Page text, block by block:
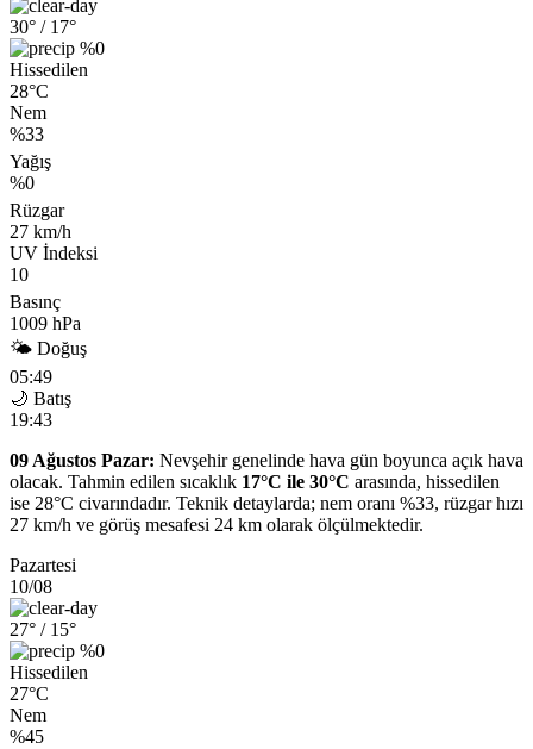
30° / 17°
%0
Hissedilen
28°C
Nem
%33
Yağış
%0
Rüzgar
27 km/h
UV İndeksi
10
Basınç
1009 hPa
🌤 Doğuş
05:49
🌙 Batış
19:43
09 Ağustos Pazar: Nevşehir genelinde hava gün boyunca açık hava
olacak. Tahmin edilen sıcaklık 17°C ile 30°C arasında, hissedilen
ise 28°C civarındadır. Teknik detaylarda; nem oranı %33, rüzgar hızı
27 km/h ve görüş mesafesi 24 km olarak ölçülmektedir.
Pazartesi
10/08
27° / 15°
%0
Hissedilen
27°C
Nem
%45